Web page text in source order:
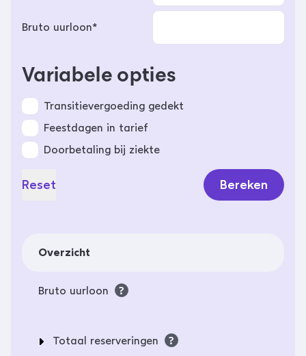
Bruto uurloon*
Variabele opties
Transitievergoeding gedekt
Feestdagen in tarief
Doorbetaling bij ziekte
Reset Bereken
Overzicht
Bruto uurloon ?
Totaal reserveringen ?